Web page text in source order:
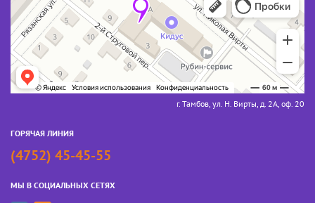
г. Тамбов, ул. Н. Вирты, д. 2А, оф. 20
ГОРЯЧАЯ ЛИНИЯ
(4752) 45-45-55
МЫ В СОЦИАЛЬНЫХ СЕТЯХ